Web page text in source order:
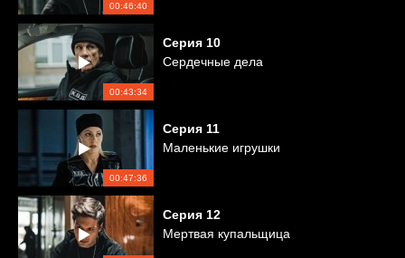
00:46:40
00:43:34
Серия 10
Сердечные дела
00:47:36
Серия 11
Маленькие игрушки
Серия 12
Мертвая купальщица